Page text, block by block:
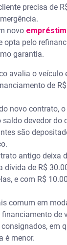
precisa de
novo
opta pelo
garantia.
avalia o veículo
de
novo contrato,
devedor do
são
antigo deixa
dívida de R$
e com R$
comum em
de
em
é menor.